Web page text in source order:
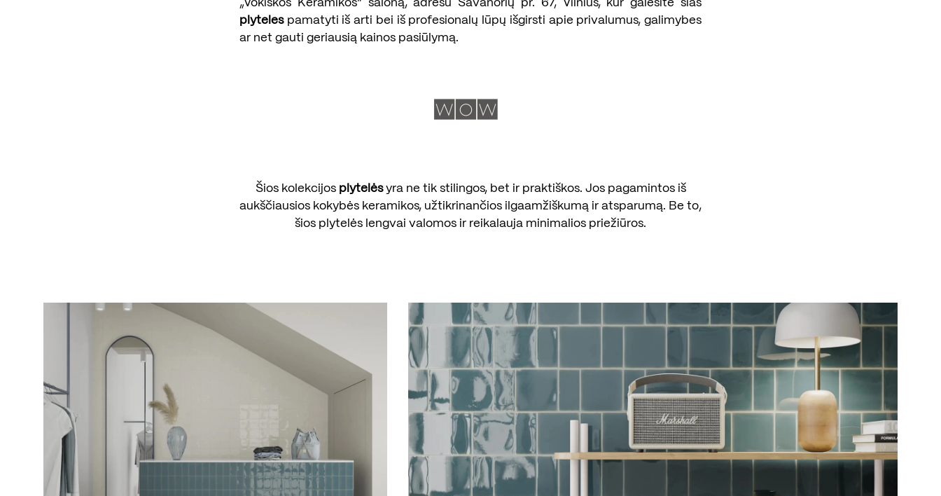
„Vokiškos Keramikos“ saloną, adresu Savanorių pr. 67, Vilnius, kur galėsite šias
plytelespamatyti iš arti bei iš profesionalų lūpų išgirsti apie privalumus, galimybes
ar net gauti geriausią kainos pasiūlymą.
Šios kolekcijos plytelėsyra ne tik stilingos, bet ir praktiškos. Jos pagamintos iš
aukščiausios kokybės keramikos, užtikrinančios ilgaamžiškumą ir atsparumą. Be to,
šios plytelės lengvai valomos ir reikalauja minimalios priežiūros.